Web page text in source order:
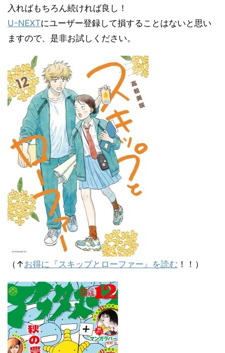
入ればもちろん続ければ良し！
U-NEXTにユーザー登録して損することはないと思い
ますので、是非お試しください。
（↑お得に『スキップとローファー』を読む ！！）